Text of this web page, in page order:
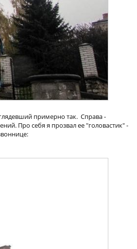
примерно так. Справа -
Про себя я прозвал ее "головастик" -